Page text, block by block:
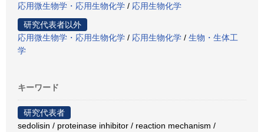
応用微生物学・応用生物化学 / 応用生物化学
研究代表者以外
応用微生物学・応用生物化学 / 応用生物化学 / 生物・生体工
学
キーワード
研究代表者
sedolisin / proteinase inhibitor / reaction mechanism /